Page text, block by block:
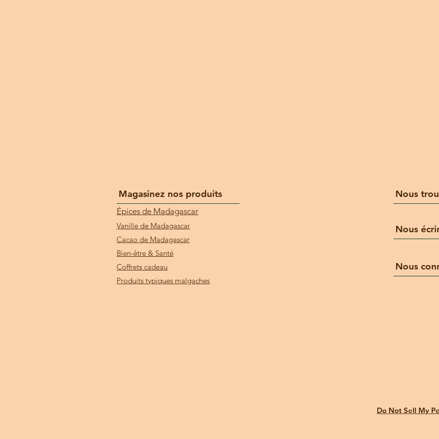
Magasinez nos produits
Épices de Madagascar
Vanille de Madagascar
Cacao de Madagascar
Bien-être & Santé
Coffrets cadeau
Produits typiques malgaches
Nous
Nous
Nous
Do Not Sell My